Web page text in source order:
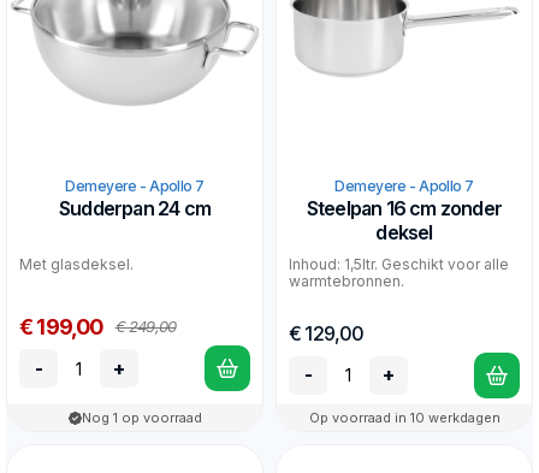
Demeyere - Apollo 7
Sudderpan 24 cm
Met glasdeksel.
€ 199,00 € 249,00
- +
Nog 1 op voorraad
Demeyere - Apollo 7
Steelpan 16 cm zonder
deksel
Inhoud: 1,5ltr. Geschikt voor alle
warmtebronnen.
€ 129,00
-
+
Op voorraad in 10 werkdagen